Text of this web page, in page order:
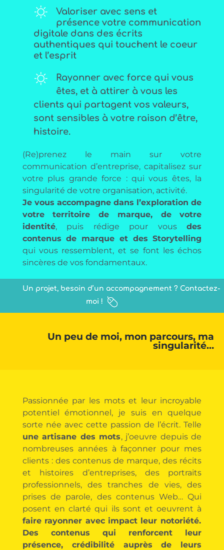
Valoriser avec sens et
présence votre communication
digitale dans des écrits
authentiques qui touchent le coeur
et l’esprit
Rayonner avec force qui vous
êtes, et à attirer à vous les
clients qui partagent vos valeurs,
sont sensibles à votre raison d’être,
histoire.
(Re)prenez le main sur votre
communication d’entreprise, capitalisez sur
votre plus grande force : qui vous êtes, la
singularité de votre organisation, activité.
Je vous accompagne dans l’exploration de
votre territoire de marque, de votre
identité, puis rédige pour vousdes
contenus de marque et des Storytelling
qui vous ressemblent, et se font les échos
sincères de vos fondamentaux.
Un projet, besoin d’un accompagnement ? Contactez-
moi !
Un peu de moi, mon parcours, ma
singularité…
Passionnée par les mots et leur incroyable
potentiel émotionnel, je suis en quelque
sorte née avec cette passion de l’écrit. Telle
une artisane des mots, j’oeuvre depuis de
nombreuses années à façonner pour mes
clients : des contenus de marque, des récits
et histoires d’entreprises, des portraits
professionnels, des tranches de vies, des
prises de parole, des contenus Web… Qui
posent en clarté qui ils sont et oeuvrent à
faire rayonner avec impact leur notoriété.
Des contenus qui renforcent leur
présence, crédibilité auprès de leurs